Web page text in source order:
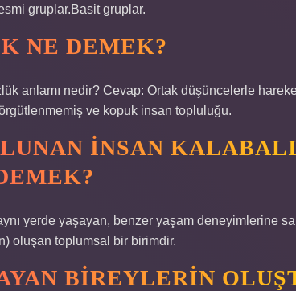
gruplar.Basit gruplar.
NE DEMEK?
anlamı nedir? Cevap: Ortak düşüncelerle
ve kopuk insan topluluğu.
INSAN
yerde yaşayan, benzer yaşam deneyimlerine
oluşan toplumsal bir birimdir.
BIREYLERIN